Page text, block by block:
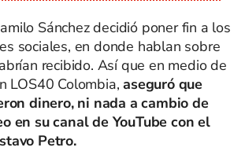
Sánchez decidió poner fin a los
sociales, en donde hablan sobre
recibido. Así que en medio de
LOS40 Colombia, aseguró que
dinero, ni nada a cambio de
en su canal de YouTube con el
Petro.